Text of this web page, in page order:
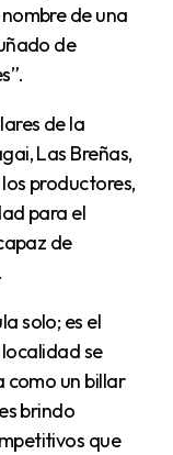
de una
de
Las Breñas,
productores,
para el
de
localidad se
como un billar
brindo
que